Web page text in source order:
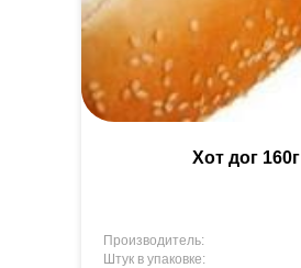
Хот дог 160г
Производитель:
Штук в упаковке: